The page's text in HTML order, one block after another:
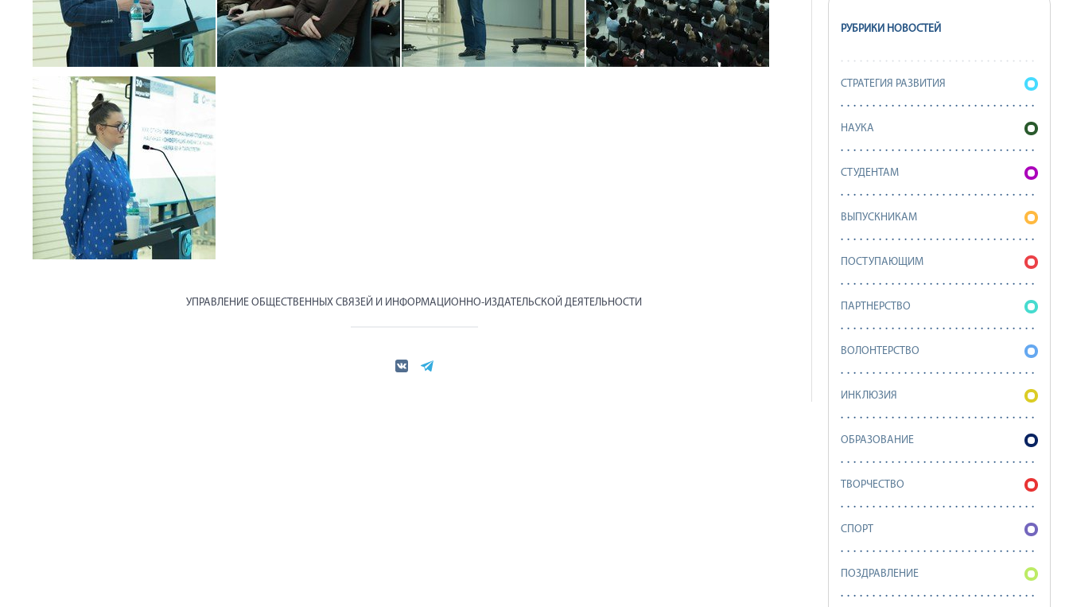
УПРАВЛЕНИЕ ОБЩЕСТВЕННЫХ СВЯЗЕЙ И ИНФОРМАЦИОННО-ИЗДАТЕЛЬСКОЙ ДЕЯТЕЛЬНОСТИ
РУБРИКИ НОВОСТЕЙ
СТРАТЕГИЯ РАЗВИТИЯ
НАУКА
СТУДЕНТАМ
ВЫПУСКНИКАМ
ПОСТУПАЮЩИМ
ПАРТНЕРСТВО
ВОЛОНТЕРСТВО
ИНКЛЮЗИЯ
ОБРАЗОВАНИЕ
ТВОРЧЕСТВО
СПОРТ
ПОЗДРАВЛЕНИЕ